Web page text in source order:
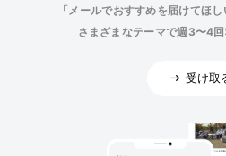
「メールでおすすめを届けてほ
さまざまなテーマで週3〜4回
受け取